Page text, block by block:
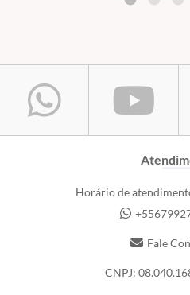
Horário de
Fale
CNPJ: